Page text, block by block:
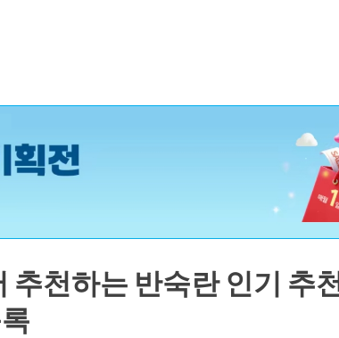
추천하는 반숙란 인기 추